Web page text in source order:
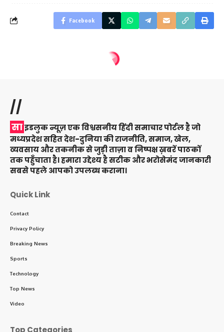
Facebook
//
साइडलुक न्यूज़ एक विश्वसनीय हिंदी समाचार पोर्टल है जो
मध्यप्रदेश सहित देश-दुनिया की राजनीति, समाज, खेल,
व्यवसाय और तकनीक से जुड़ी ताज़ा व निष्पक्ष ख़बरें पाठकों
तक पहुँचाता है। हमारा उद्देश्य है सटीक और भरोसेमंद जानकारी
सबसे पहले आपको उपलब्ध कराना।
Quick Link
Contact
Privacy Policy
Breaking News
Sports
Technology
Top News
Video
Top Categories